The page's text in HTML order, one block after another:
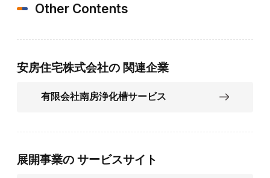
Other Contents
安房住宅株式会社の 関連企業
有限会社南房浄化槽サービス
展開事業の サービスサイト